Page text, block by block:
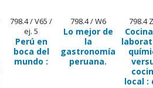
798.4 / V65 /
ej. 5
Perú en
boca del
mundo :
798.4 / W6
Lo mejor de
la
gastronomía
peruana.
798.4
local :